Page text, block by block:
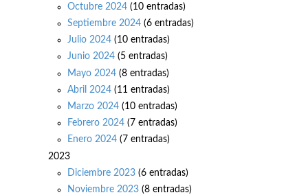
Octubre 2024 (10 entradas)
Septiembre 2024 (6 entradas)
Julio 2024 (10 entradas)
Junio 2024 (5 entradas)
Mayo 2024 (8 entradas)
Abril 2024 (11 entradas)
Marzo 2024 (10 entradas)
Febrero 2024 (7 entradas)
Enero 2024 (7 entradas)
2023
Diciembre 2023 (6 entradas)
Noviembre 2023 (8 entradas)